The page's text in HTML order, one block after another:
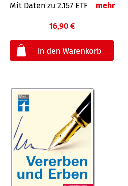
Mit Daten zu 2.157 ETF mehr
16,90 €